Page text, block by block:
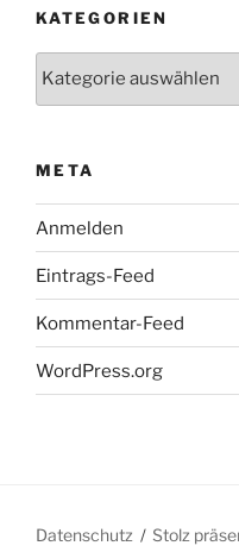
KATEGORIEN
META
Anmelden
Eintrags-Feed
Kommentar-Feed
WordPress.org
Datenschutz Stolz